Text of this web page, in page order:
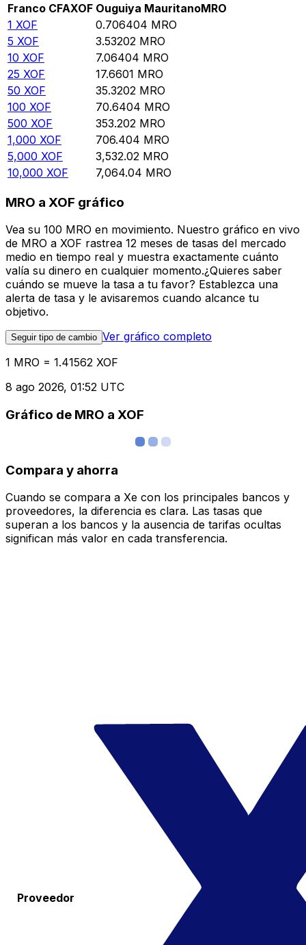
Franco CFAXOF Ouguiya MauritanoMRO
1 XOF 0.706404 MRO
5 XOF 3.53202 MRO
10 XOF 7.06404 MRO
25 XOF 17.6601 MRO
50 XOF 35.3202 MRO
100 XOF 70.6404 MRO
500 XOF 353.202 MRO
1,000 XOF 706.404 MRO
5,000 XOF 3,532.02 MRO
10,000 XOF 7,064.04 MRO
MRO a XOF gráfico
Vea su 100 MRO en movimiento. Nuestro gráfico en vivo
de MRO a XOF rastrea 12 meses de tasas del mercado
medio en tiempo real y muestra exactamente cuánto
valía su dinero en cualquier momento.¿Quieres saber
cuándo se mueve la tasa a tu favor? Establezca una
alerta de tasa y le avisaremos cuando alcance tu
objetivo.
Seguir tipo de cambio Ver gráfico completo
1 MRO = 1.41562 XOF
8 ago 2026, 01:52 UTC
Gráfico de MRO a XOF
Compara y ahorra
Cuando se compara a Xe con los principales bancos y
proveedores, la diferencia es clara. Las tasas que
superan a los bancos y la ausencia de tarifas ocultas
significan más valor en cada transferencia.
Proveedor